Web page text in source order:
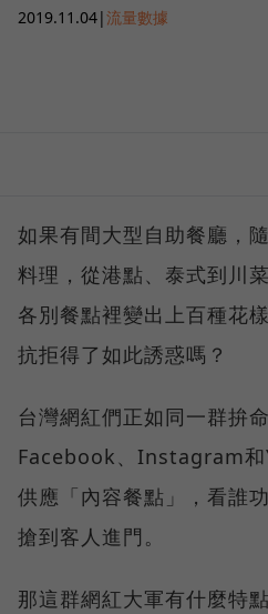
2019.11.04|流量數據
如果有間大型自助餐廳，
料理，從港點、泰式到川
各別餐點裡變出上百種花
抗拒得了如此誘惑嗎？
台灣網紅們正如同一群拚
Facebook、Instagram和
供應「內容餐點」，看誰
搶到客人進門。
那這群網紅大軍有什麼特